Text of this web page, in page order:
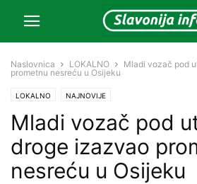
Naslovnica LOKALNO
Mladi vozač pod
prometnu nesreću u Osijeku
LOKALNO NAJNOVIJE
Mladi vozač pod
droge izazvao
nesreću u Osijeku